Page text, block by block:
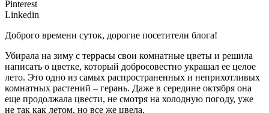
Pinterest
Linkedin
Доброго времени суток, дорогие посетители блога!
Убирала на зиму с террасы свои комнатные цветы и решила
написать о цветке, который добросовестно украшал ее целое
лето. Это одно из самых распространенных и неприхотливых
комнатных растений – герань. Даже в середине октября она
еще продолжала цвести, не смотря на холодную погоду, уже
не так как летом, но все же цвела.